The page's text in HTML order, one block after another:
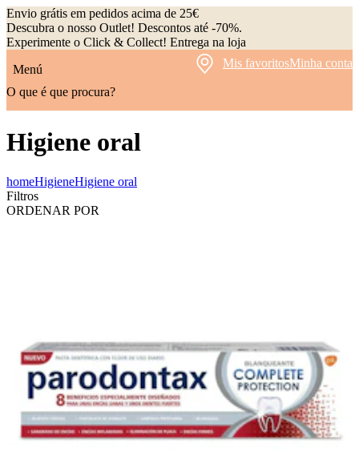
Envio grátis em pedidos acima de 25€
Descubra o nosso Outlet! Descontos até -70%.
Experimente o Click & Collect! Entrega na loja
Menú
Mis favoritosMinha conta
O que é que procura?
Higiene oral
homeHigieneHigiene oral
Filtros
ORDENAR POR